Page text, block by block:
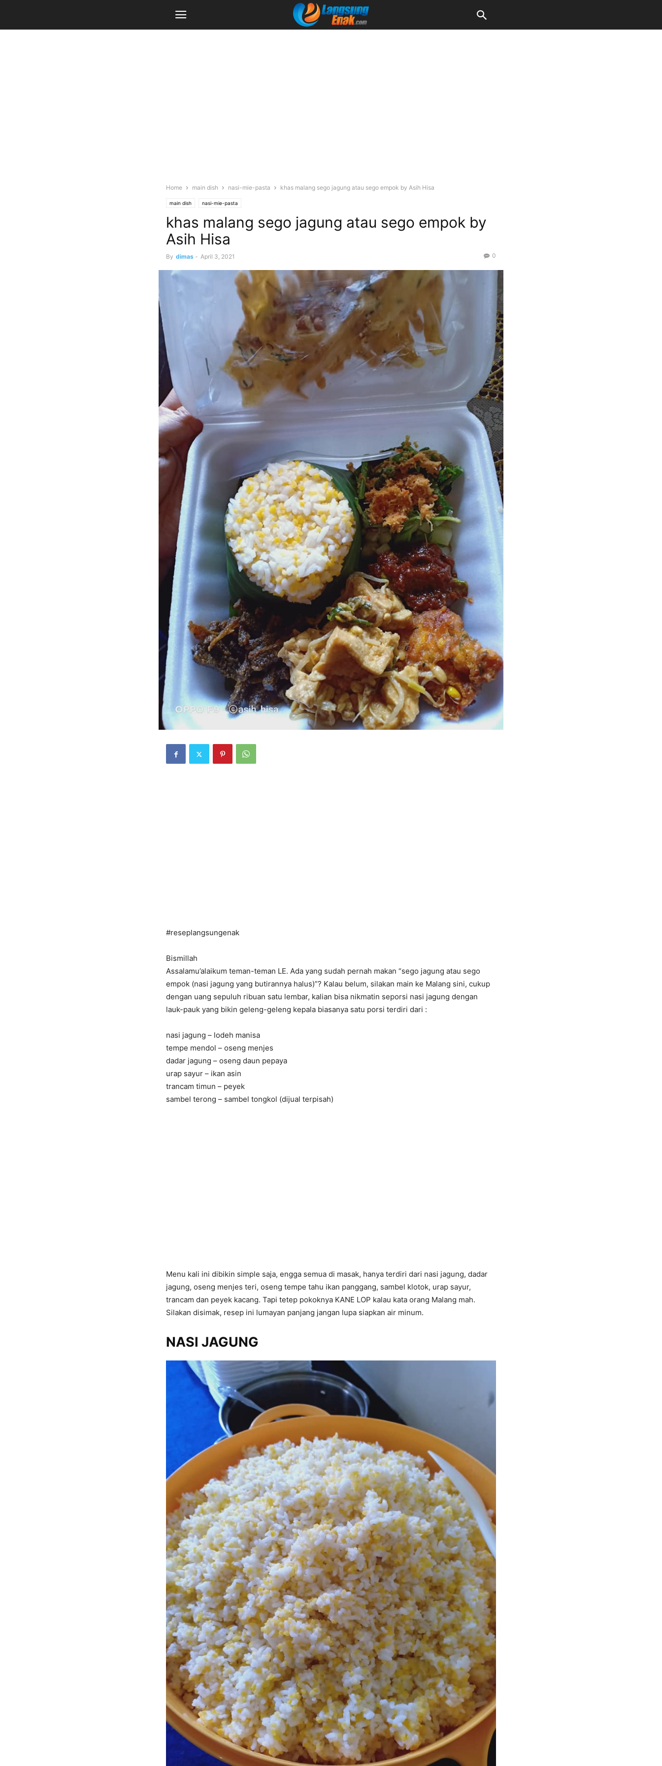
Home main dish nasi-mie-pasta khas malang sego jagung atau sego empok by Asih Hisa
main dish nasi-mie-pasta
khas malang sego jagung atau sego empok by
Asih Hisa
By dimas - April 3, 2021 0
#reseplangsungenak
Bismillah
Assalamu’alaikum teman-teman LE. Ada yang sudah pernah makan “sego jagung atau sego
empok (nasi jagung yang butirannya halus)”? Kalau belum, silakan main ke Malang sini, cukup
dengan uang sepuluh ribuan satu lembar, kalian bisa nikmatin seporsi nasi jagung dengan
lauk-pauk yang bikin geleng-geleng kepala biasanya satu porsi terdiri dari :
nasi jagung – lodeh manisa
tempe mendol – oseng menjes
dadar jagung – oseng daun pepaya
urap sayur – ikan asin
trancam timun – peyek
sambel terong – sambel tongkol (dijual terpisah)
Menu kali ini dibikin simple saja, engga semua di masak, hanya terdiri dari nasi jagung, dadar
jagung, oseng menjes teri, oseng tempe tahu ikan panggang, sambel klotok, urap sayur,
trancam dan peyek kacang. Tapi tetep pokoknya KANE LOP kalau kata orang Malang mah.
Silakan disimak, resep ini lumayan panjang jangan lupa siapkan air minum.
NASI JAGUNG